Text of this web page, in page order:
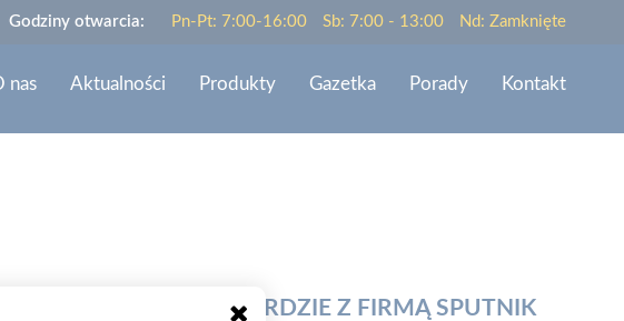
Godziny otwarcia: Pn-Pt: 7:00-16:00 Sb: 7:00 - 13:00 Nd: Zamknięte
nas Aktualności Produkty Gazetka Porady Kontakt
SZKOŁY W STAROGARDZIE Z FIRMĄ SPUTNIK